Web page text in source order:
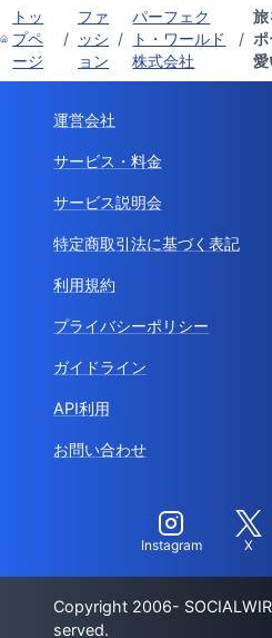
トッ
プペ
ージ
/
ファ
ッシ
ョン
/
パーフェク
ト・ワールド
株式会社
/
旅
愛
運営会社
サービス・料金
サービス説明会
特定商取引法に基づく表記
利用規約
プライバシーポリシー
ガイドライン
API利用
お問い合わせ
Instagram X
Copyright 2006-
served.